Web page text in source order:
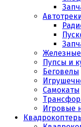
Пупсы и
Беговелы
Самокаты
Игровые